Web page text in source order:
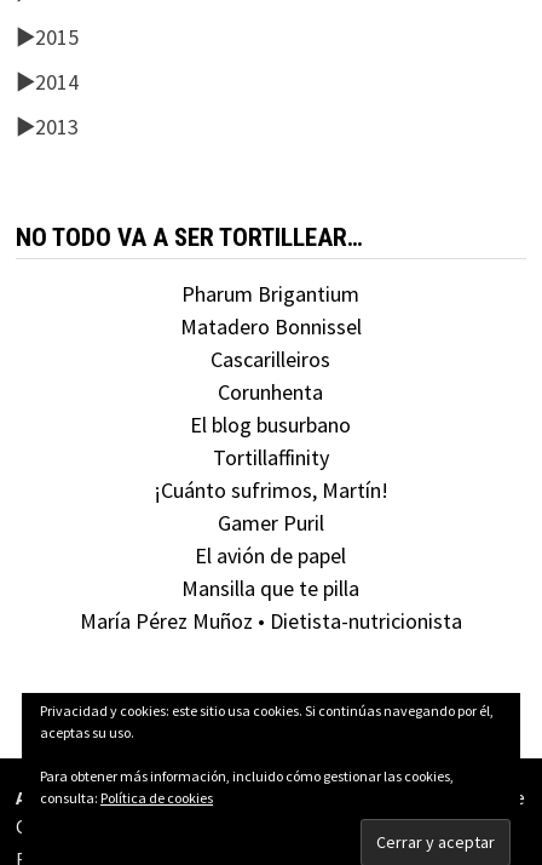
►2015
►2014
►2013
NO TODO VA A SER TORTILLEAR…
Pharum Brigantium
Matadero Bonnissel
Cascarilleiros
Corunhenta
El blog busurbano
Tortillaffinity
¡Cuánto sufrimos, Martín!
Gamer Puril
El avión de papel
Mansilla que te pilla
María Pérez Muñoz • Dietista-nutricionista
Aún Pillas Tortillas!está publicado bajo una licencia
Creative
Commons
Funciona con
Privacidad y cookies: este sitio usa cookies. Si continúas navegando por él,
aceptas su uso.
Para obtener más información, incluido cómo gestionar las cookies,
consulta: Política de cookies